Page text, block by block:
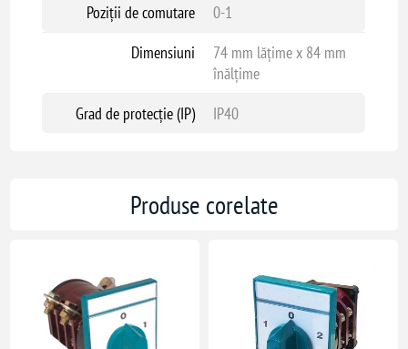
Poziții de comutare
0-1
Dimensiuni
74 mm lățime x 84 mm
înălțime
Grad de protecție (IP)
IP40
Produse corelate